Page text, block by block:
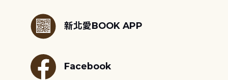
新北愛BOOK APP
Facebook